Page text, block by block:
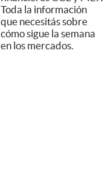
Toda la información
que necesitás sobre
cómo sigue la semana
en los mercados.